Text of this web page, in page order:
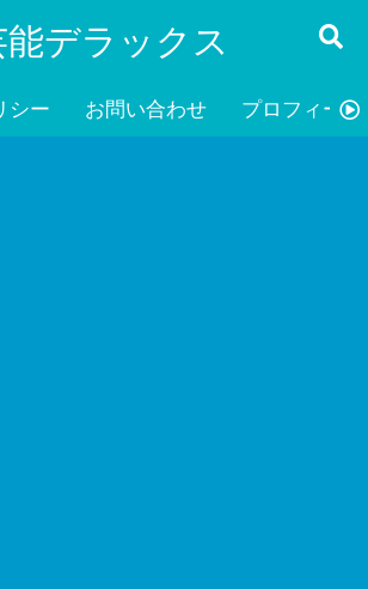
能デラックス
シー お問い合わせ プロフィール